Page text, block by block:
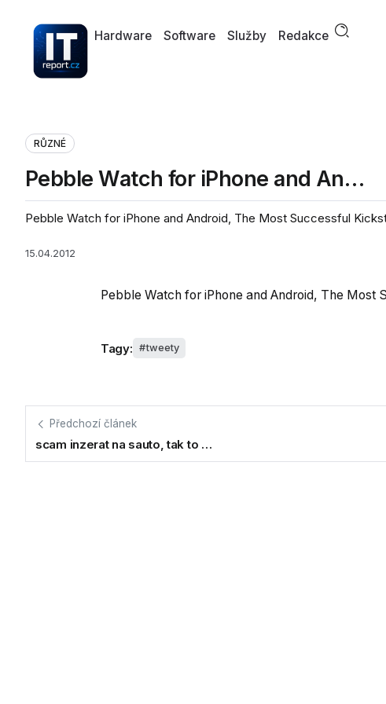
Hardware Software Služby Redakce
RŮZNÉ
Pebble Watch for iPhone and An…
Pebble Watch for iPhone and Android, The Most Successful
15.04.2012
Pebble Watch for iPhone and Android, The Most
Tagy: tweety
Předchozí článek
scam inzerat na sauto, tak to …